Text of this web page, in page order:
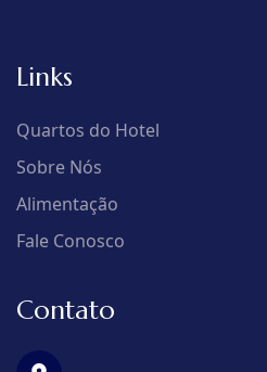
Links
Quartos do Hotel
Sobre Nós
Alimentação
Fale Conosco
Contato